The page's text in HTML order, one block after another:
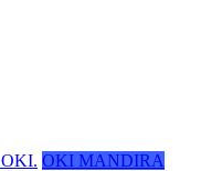
OKI MANDIRA